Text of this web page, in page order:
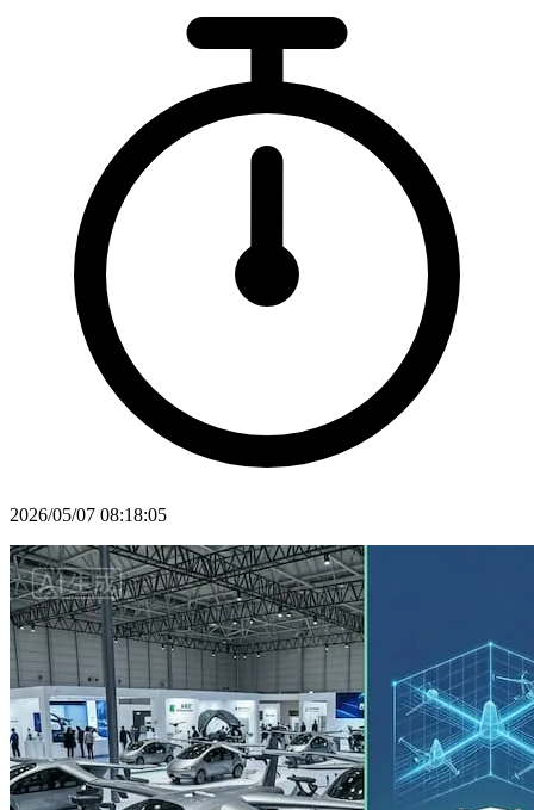
2026/05/07 08:18:05